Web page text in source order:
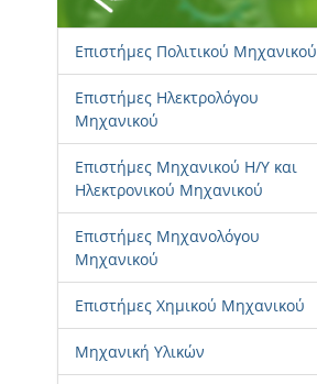
Επιστήμες Πολιτικού Μηχανικού
Επιστήμες Ηλεκτρολόγου
Μηχανικού
Επιστήμες Μηχανικού Η/Υ και
Ηλεκτρονικού Μηχανικού
Επιστήμες Μηχανολόγου
Μηχανικού
Επιστήμες Χημικού Μηχανικού
Μηχανική Υλικών